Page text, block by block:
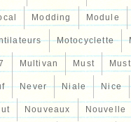
Modding Module
Motocyclette
Multivan Must
Never Niale Nice
Nouveaux Nouvelle